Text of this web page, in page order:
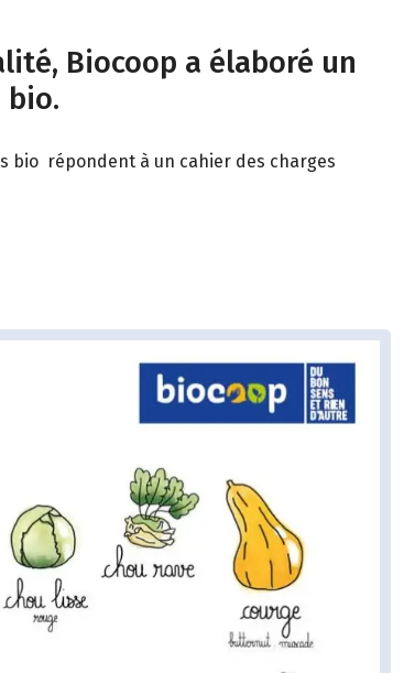
Biocoop a élaboré un
bio.
bio répondent à un cahier des charges